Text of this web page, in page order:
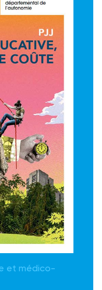
et médico-